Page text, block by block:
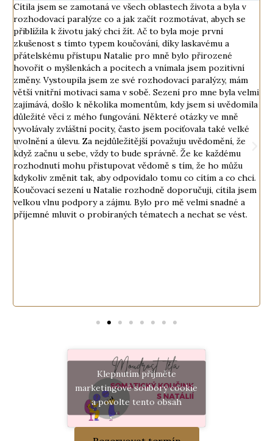
Cítila jsem se zamotaná ve všech oblastech života a byla v
rozhodovací paralýze co a jak začít rozmotávat, abych se
přiblížila k životu jaký chci žít. Ač to byla moje první
zkušenost s tímto typem koučování, díky laskavému a
přátelskému přístupu Natalie pro mně bylo přirozené
hovořit o myšlenkách a pocitech a vnímala jsem pozitivní
změny. Vystoupila jsem ze své rozhodovací paralýzy, mám
větší vnitřní motivaci sama v sobě. Sezení pro mne byla velmi
zajímává, došlo k několika momentům, kdy jsem si uvědomila
důležité věci z mého fungování. Některé otázky ve mně
vyvolávaly zvláštní pocity, často jsem pociťovala také velké
uvolnění a úlevu. Za nejdůležitější považuju uvědomění, že
když začnu u sebe, vždy to bude správně. Že ke každému
rozhodnutí mohu přistupovat vědomě s tím, že ho můžu
kdykoliv změnit tak, aby odpovídalo tomu co cítím a co chci.
Koučovací sezení u Natalie rozhodně doporučuji, cítila jsem
velkou vlnu podpory a zájmu. Bylo pro mě velmi snadné a
příjemné mluvit o probíraných tématech a nechat se vést.
Klepnutím přijměte
marketingové soubory cookie
a povolte tento obsah